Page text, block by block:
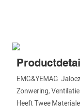
EMG&YEMAG
Zonwering,
Heeft Twee